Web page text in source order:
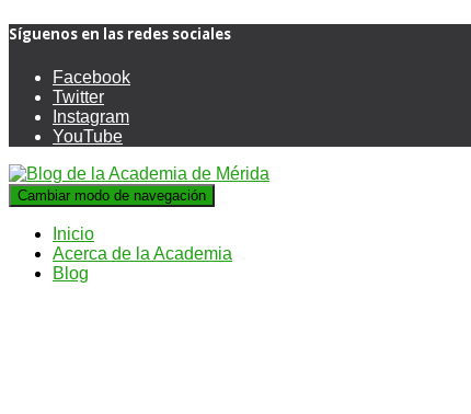
Síguenos en las redes sociales
Facebook
Twitter
Instagram
YouTube
Cambiar modo de navegación
Inicio
Acerca de la Academia
Blog